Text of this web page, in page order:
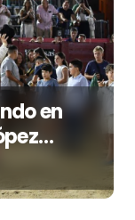
en
Circuito